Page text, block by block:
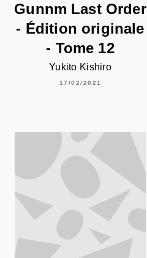
Gunnm Last Order
- Édition originale
- Tome 12
Yukito Kishiro
17/02/2021